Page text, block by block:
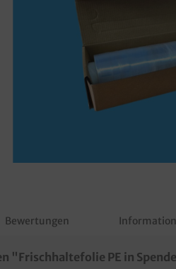
Bewertungen
"Frischhaltefolie PE in